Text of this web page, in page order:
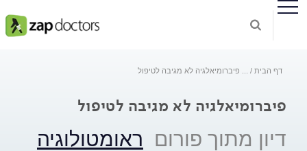
דף הבית פיברומיאלגיה לא מגיבה לטיפול
פיברומיאלגיה לא מגיבה לטיפול
דיון מתוך פורום ראומטולוגיה